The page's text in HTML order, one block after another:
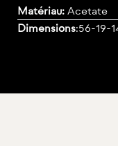
Matériau: Acetate
Dimensions:56-19-